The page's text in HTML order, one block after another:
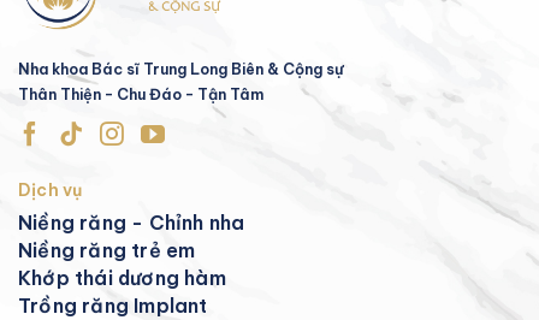
Nha khoa Bác sĩ Trung Long Biên & Cộng sự
Thân Thiện - Chu Đáo - Tận Tâm
Dịch vụ
Niềng răng - Chỉnh nha
Niềng răng trẻ em
Khớp thái dương hàm
Trồng răng Implant